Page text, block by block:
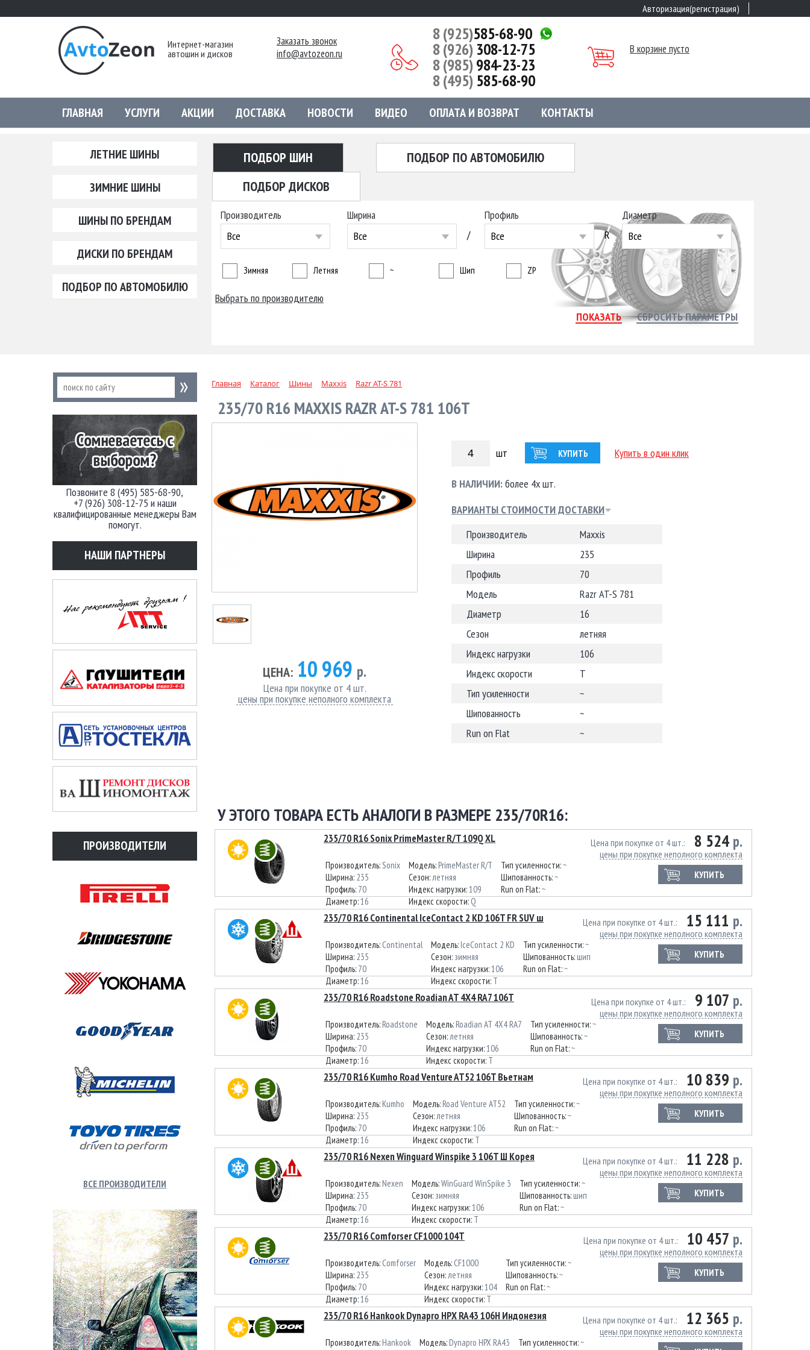
Авторизация(регистрация)
Интернет-магазин
автошин и дисков
Заказать звонок
info@avtozeon.ru
8 (925)585-68-90
8 (926) 308-12-75
8 (985)984-23-23
8 (495) 585-68-90
В корзине пусто
ГЛАВНАЯ УСЛУГИ АКЦИИ ДОСТАВКА НОВОСТИ ВИДЕО ОПЛАТА И ВОЗВРАТ КОНТАКТЫ
ЛЕТНИЕ ШИНЫ
ЗИМНИЕ ШИНЫ
ШИНЫ ПО БРЕНДАМ
ДИСКИ ПО БРЕНДАМ
ПОДБОР ПО АВТОМОБИЛЮ
ПОДБОР ШИН
ПОДБОР ПО АВТОМОБИЛЮ
ПОДБОР ДИСКОВ
Производитель
Все
Ширина
Все
/
Профиль
Все
R
Диаметр
Все
Зимняя Летняя ~ Шип ZP
Выбрать по производителю
Позвоните 8 (495) 585-68-90,
+7 (926) 308-12-75 и наши
квалифицированные менеджеры Вам
помогут.
НАШИ ПАРТНЕРЫ
ПРОИЗВОДИТЕЛИ
ВСЕ ПРОИЗВОДИТЕЛИ
Главная Каталог Шины Maxxis Razr AT-S 781
235/70 R16 MAXXIS RAZR AT-S 781 106T
ЦЕНА: 10 969 р.
Цена при покупке от 4 шт.
цены при покупке неполного комплекта
шт КУПИТЬ Купить в один клик
В НАЛИЧИИ:более 4х шт.
ВАРИАНТЫ СТОИМОСТИ ДОСТАВКИ
Производитель
Maxxis
Ширина
235
Профиль
70
Модель
Razr AT-S 781
Диаметр
16
Сезон
летняя
Индекс нагрузки
106
Индекс скорости
T
Тип усиленности
~
Шипованность
~
Run on Flat
~
У ЭТОГО ТОВАРА ЕСТЬ АНАЛОГИ В РАЗМЕРЕ 235/70R16:
235/70 R16 Sonix PrimeMaster R/T 109Q XL 8 524 р.
Цена при покупке от 4 шт.
цены при покупке неполного комплекта
КУПИТЬ
Производитель:Sonix
Ширина: 235
Профиль: 70
Диаметр:16
Модель: PrimeMaster R/T
Сезон:летняя
Индекс нагрузки:109
Индекс скорости: Q
Тип усиленности:~
Шипованность:~
Run on Flat:~
235/70 R16 Continental IceContact 2 KD 106T FR SUV ш 15 111 р.
Цена при покупке от 4 шт.
цены при покупке неполного комплекта
КУПИТЬ
Производитель: Continental
Ширина: 235
Профиль: 70
Диаметр:16
Модель: IceContact 2 KD
Сезон: зимняя
Индекс нагрузки:106
Индекс скорости: T
Тип усиленности:~
Шипованность: шип
Run on Flat:~
235/70 R16 Roadstone Roadian AT 4X4 RA7 106T 9 107 р.
Цена при покупке от 4 шт.
цены при покупке неполного комплекта
КУПИТЬ
Производитель: Roadstone
Ширина: 235
Профиль: 70
Диаметр:16
Модель: Roadian AT 4X4 RA7
Сезон:летняя
Индекс нагрузки:106
Индекс скорости: T
Тип усиленности:~
Шипованность:~
Run on Flat:~
235/70 R16 Kumho Road Venture AT52 106T Вьетнам 10 839 р.
Цена при покупке от 4 шт.
цены при покупке неполного комплекта
КУПИТЬ
Производитель: Kumho
Ширина: 235
Профиль: 70
Диаметр:16
Модель: Road Venture AT52
Сезон:летняя
Индекс нагрузки:106
Индекс скорости: T
Тип усиленности:~
Шипованность:~
Run on Flat:~
235/70 R16 Nexen Winguard Winspike 3 106T Ш Корея 11 228 р.
Цена при покупке от 4 шт.
цены при покупке неполного комплекта
КУПИТЬ
Производитель: Nexen
Ширина: 235
Профиль: 70
Диаметр:16
Модель:WinGuard WinSpike 3
Сезон: зимняя
Индекс нагрузки:106
Индекс скорости: T
Тип усиленности:~
Шипованность: шип
Run on Flat:~
235/70 R16 Comforser CF1000 104T 10 457 р.
Цена при покупке от 4 шт.
цены при покупке неполного комплекта
КУПИТЬ
Производитель: Comforser
Ширина: 235
Профиль: 70
Диаметр:16
Модель: CF1000
Сезон:летняя
Индекс нагрузки:104
Индекс скорости: T
Тип усиленности:~
Шипованность:~
Run on Flat:~
235/70 R16 Hankook Dynapro HPX RA43 106H Индонезия 12 365 р.
Цена при покупке от 4 шт.
цены при покупке неполного комплекта
Производитель: Hankook
Модель: Dynapro HPX RA43
Тип усиленности:~